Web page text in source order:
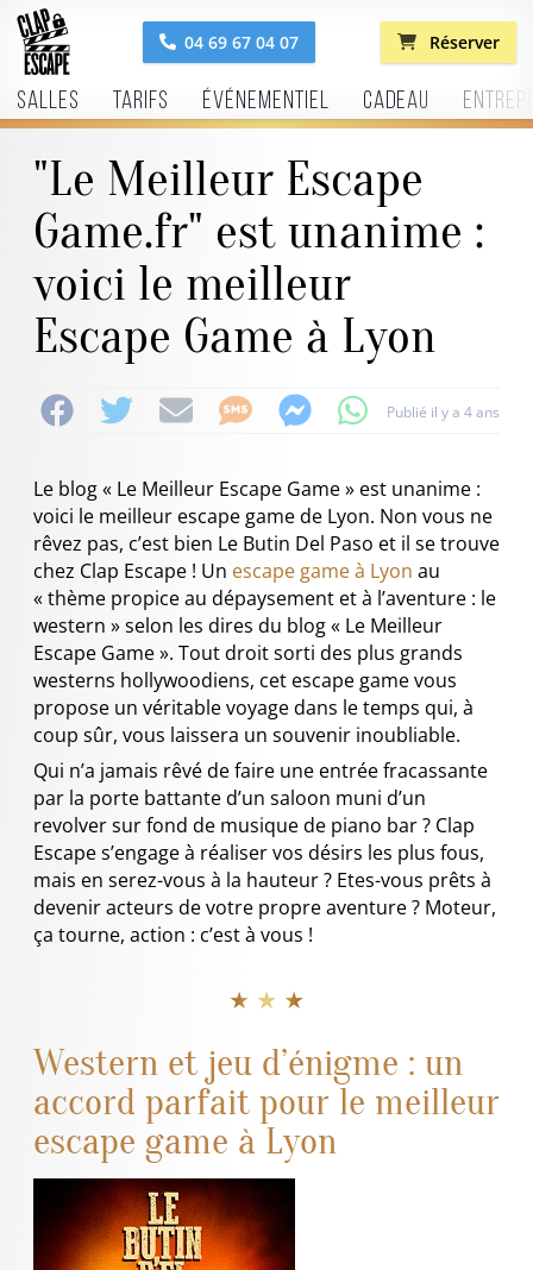
04 69 67 04 07 Réserver
Salles Tarifs Événementiel Cadeau
"Le Meilleur Escape
Game.fr" est unanime :
voici le meilleur
Escape Game à Lyon
Publié il y a 4 ans
Le blog « Le Meilleur Escape Game » est unanime :
voici le meilleur escape game de Lyon. Non vous ne
rêvez pas, c’est bien Le Butin Del Paso et il se trouve
chez Clap Escape ! Un escape game à Lyon au
« thème propice au dépaysement et à l’aventure : le
western » selon les dires du blog « Le Meilleur
Escape Game ». Tout droit sorti des plus grands
westerns hollywoodiens, cet escape game vous
propose un véritable voyage dans le temps qui, à
coup sûr, vous laissera un souvenir inoubliable.
Qui n’a jamais rêvé de faire une entrée fracassante
par la porte battante d’un saloon muni d’un
revolver sur fond de musique de piano bar ? Clap
Escape s’engage à réaliser vos désirs les plus fous,
mais en serez-vous à la hauteur ? Etes-vous prêts à
devenir acteurs de votre propre aventure ? Moteur,
ça tourne, action : c’est à vous !
★ ★ ★
Western et jeu d’énigme : un
accord parfait pour le meilleur
escape game à Lyon